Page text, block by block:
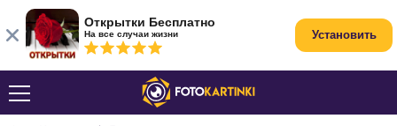
Открытки Бесплатно
На все случаи жизни Установить